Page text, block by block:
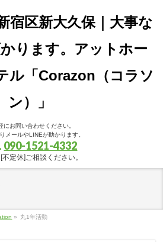
宿区新大久保｜大事な
ります。アットホー
ル「Corazon（コラソ
ン）」
にお問い合わせください。
メールやLINEが助かります。
090-1521-4332
定休]ご相談ください。
» 丸1年活動